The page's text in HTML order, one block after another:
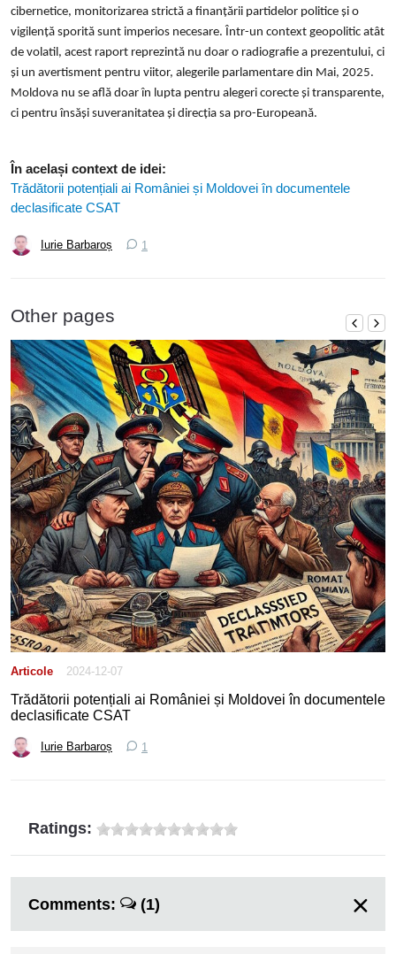
cibernetice, monitorizarea strictă a finanțării partidelor politice și o
vigilență sporită sunt imperios necesare. Într-un context geopolitic atât
de volatil, acest raport reprezintă nu doar o radiografie a prezentului, ci
și un avertisment pentru viitor, alegerile parlamentare din Mai, 2025.
Moldova nu se află doar în lupta pentru alegeri corecte și transparente,
ci pentru însăși suveranitatea și direcția sa pro-Europeană.
În același context de idei:
Trădătorii potențiali ai României și Moldovei în documentele
declasificate CSAT
Iurie Barbaroș 1
Other pages
Articole 2024-12-07
Trădătorii potențiali ai României și Moldovei în documentele
declasificate CSAT
Iurie Barbaroș 1
Ratings:
Comments: (1)